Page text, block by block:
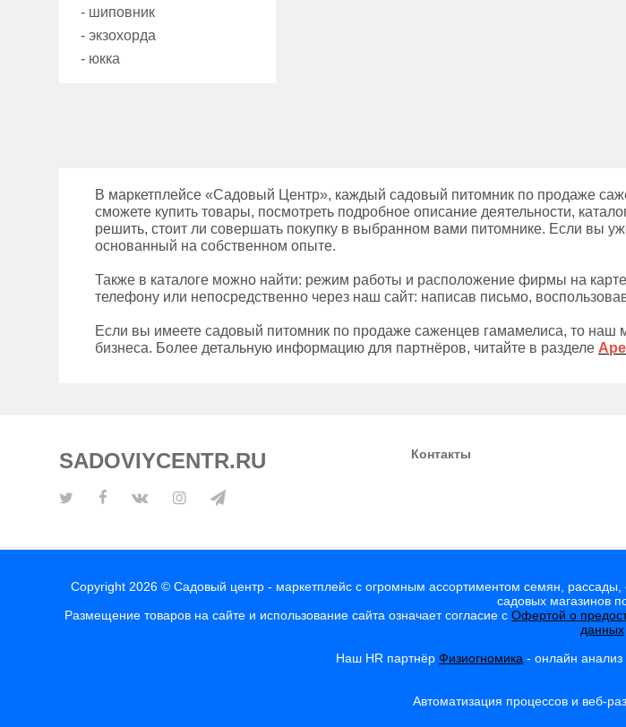
- шиповник
- экзохорда
- юкка
В маркетплейсе «Садовый Центр», каждый садовый питомник по продаже
сможете купить товары, посмотреть подробное описание деятельности,
решить, стоит ли совершать покупку в выбранном вами питомнике. Если вы
основанный на собственном опыте.
Также в каталоге можно найти: режим работы и расположение фирмы на
телефону или непосредственно через наш сайт: написав письмо,
Если вы имеете садовый питомник по продаже саженцев гамамелиса, то
бизнеса. Более детальную информацию для партнёров, читайте в разделе
SADOVIYCENTR.RU Контакты
Copyright 2026 © Садовый центр - маркетплейс с огромным ассортиментом семян, рассады,
садовых магазинов
Размещение товаров на сайте и использование сайта означает согласие с Офертой о
данных
Наш HR партнёр Физиогномика - онлайн анализ
Автоматизация процессов и веб-